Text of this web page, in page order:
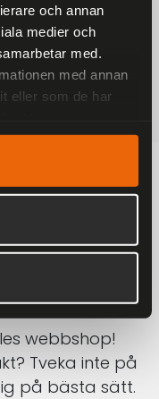
och annan
medier och
med.
med annan
eller som de har
webbshop!
Tveka inte på
på bästa sätt.